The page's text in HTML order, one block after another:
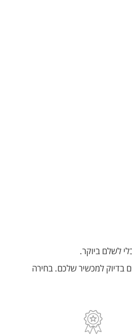
לשלם ביוקר.
בדיוק למכשיר שלכם. בחירה